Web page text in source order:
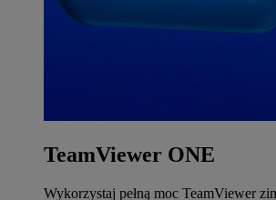
TeamViewer ONE
Wykorzystaj pełną moc TeamViewer